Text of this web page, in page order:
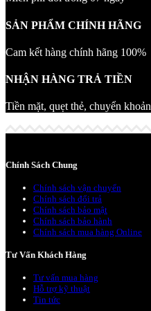
SẢN PHẨM CHÍNH HÃNG
Cam kết hàng chính hãng 100%
NHẬN HÀNG TRẢ TIỀN
Tiền mặt, quẹt thẻ, chuyển khoản
Chính Sách Chung
Chính sách vận chuyển
Chính sách đổi trả
Chính sách bảo mật
Chính sách bảo hành
Chính sách mua hàng Online
Tư Vấn Khách Hàng
Tư vấn mua hàng
Hỗ trợ kỹ thuật
Tin tức